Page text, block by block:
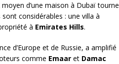
d’une maison à Dubaï tourne
considérables : une villa à
à Emirates Hills.
d’Europe et de Russie, a amplifié
comme Emaar et Damac